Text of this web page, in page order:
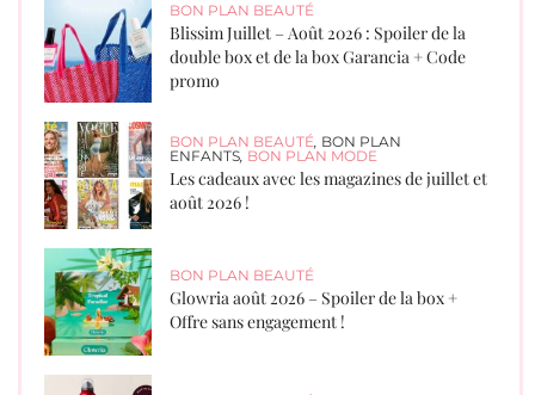
BON PLAN BEAUTÉ
Blissim Juillet – Août 2026 : Spoiler de la
double box et de la box Garancia + Code
promo
BON PLAN BEAUTÉ, BON PLAN
ENFANTS, BON PLAN MODE
Les cadeaux avec les magazines de juillet et
août 2026 !
BON PLAN BEAUTÉ
Glowria août 2026 – Spoiler de la box +
Offre sans engagement !